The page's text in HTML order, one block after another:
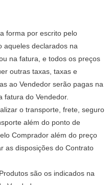
forma por escrito pelo
aqueles declarados na
na fatura, e todos os preços
outras taxas, taxas e
ao Vendedor serão pagas na
fatura do Vendedor.
o transporte, frete, seguro
além do ponto de
Comprador além do preço
as disposições do Contrato
são os indicados na